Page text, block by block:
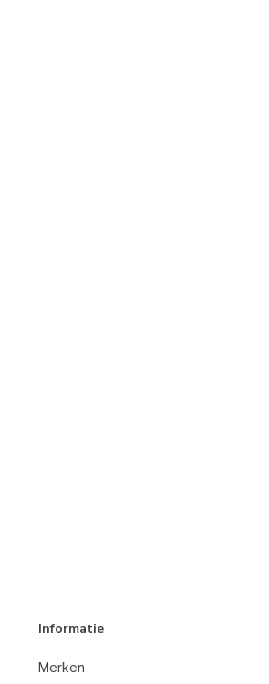
Informatie
Merken